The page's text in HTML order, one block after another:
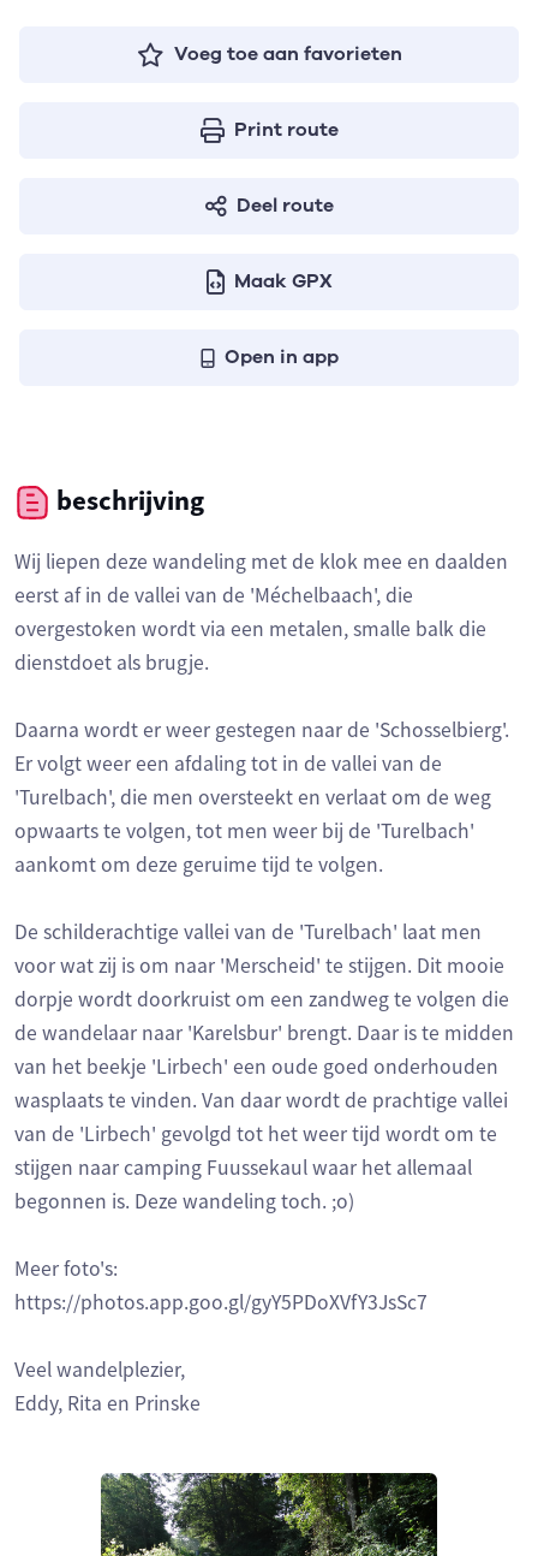
Voeg toe aan favorieten
Print route
Deel route
Maak GPX
Open in app
beschrijving
Wij liepen deze wandeling met de klok mee en daalden
eerst af in de vallei van de 'Méchelbaach', die
overgestoken wordt via een metalen, smalle balk die
dienstdoet als brugje.
Daarna wordt er weer gestegen naar de 'Schosselbierg'.
Er volgt weer een afdaling tot in de vallei van de
'Turelbach', die men oversteekt en verlaat om de weg
opwaarts te volgen, tot men weer bij de 'Turelbach'
aankomt om deze geruime tijd te volgen.
De schilderachtige vallei van de 'Turelbach' laat men
voor wat zij is om naar 'Merscheid' te stijgen. Dit mooie
dorpje wordt doorkruist om een zandweg te volgen die
de wandelaar naar 'Karelsbur' brengt. Daar is te midden
van het beekje 'Lirbech' een oude goed onderhouden
wasplaats te vinden. Van daar wordt de prachtige vallei
van de 'Lirbech' gevolgd tot het weer tijd wordt om te
stijgen naar camping Fuussekaul waar het allemaal
begonnen is. Deze wandeling toch. ;o)
Meer foto's:
https://photos.app.goo.gl/gyY5PDoXVfY3JsSc7
Veel wandelplezier,
Eddy, Rita en Prinske